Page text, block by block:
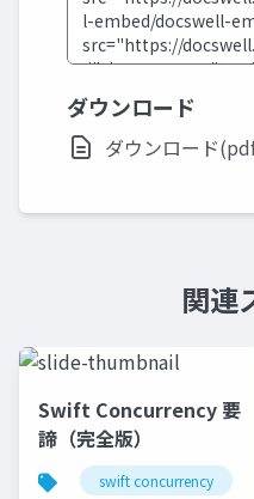
ダウンロード
ダウンロード
関連
Swift Concurrency 要
諦（完全版）
swift concurrency